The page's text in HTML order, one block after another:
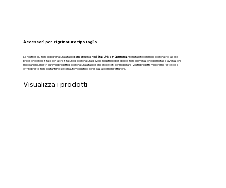
Accessori per zigrinatura tipo taglio
Le nostre soluzioni di godronatura a tagliosono prodotte negli Stati Uniti e in Germania. Preinstallate con mole godronatrici ad alta
precisione e realizzate con attrezzature di godronatura di livello industriale per applicazioni di lavorazione dei metalli e lavorazioni
meccaniche. I nostri durevoli prodotti di godronatura a taglio sono progettati per migliorare i vostri prodotti, migliorarne l'estetica e
offrire prestazioni costanti nei settori automobilistico, aerospaziale e manifatturiero.
Visualizza i prodotti